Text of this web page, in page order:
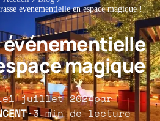
evenementielle en espace magique !
événementielle
magique
1 juillet 2024par
·3min de lecture